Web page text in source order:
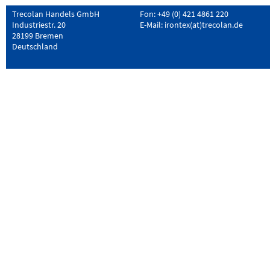
Trecolan Handels GmbH
Industriestr. 20
28199 Bremen
Deutschland
Fon: +49 (0) 421 4861 220
E-Mail: irontex(at)trecolan.de